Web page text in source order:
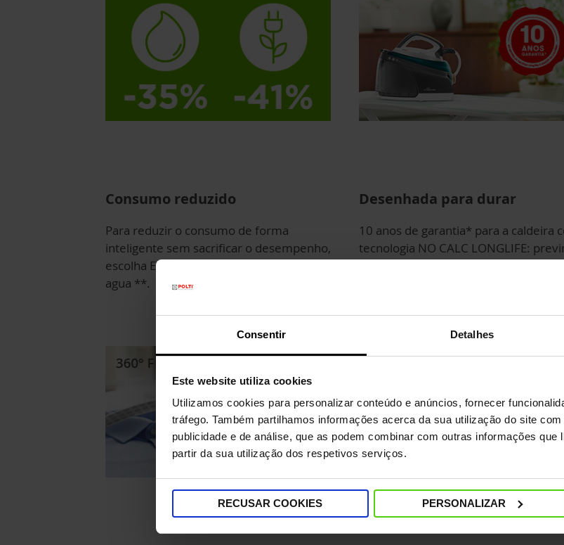
Consentir Detalhes
Este website utiliza cookies
Utilizamos cookies para personalizar conteúdo e anúncios, fornecer
tráfego. Também partilhamos informações acerca da sua utilização do site
publicidade e de análise, que as podem combinar com outras informações
partir da sua utilização dos respetivos serviços.
RECUSAR COOKIES PERSONALIZAR
Consumo reduzido
Para reduzir o consumo de forma
inteligente sem sacrificar o desempenho,
escolha ECO: -41% de energia e -35% de
agua **.
Desenhada para durar
10 anos de garantia* para a caldeira
tecnologia NO CALC LONGLIFE: